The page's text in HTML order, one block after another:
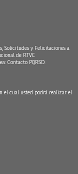
Solicitudes y Felicitaciones a
de RTVC
Contacto PQRSD.
el cual usted podrá realizar el